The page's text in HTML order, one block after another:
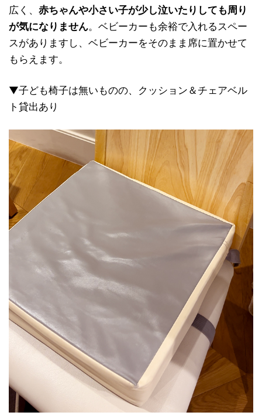
広く、 赤ちゃんや小さい子が少し泣いたりしても周り
が気になりません。ベビーカーも余裕で入れるスペー
スがありますし、ベビーカーをそのまま席に置かせて
もらえます。
▼子ども椅子は無いものの、クッション＆チェアベル
ト貸出あり